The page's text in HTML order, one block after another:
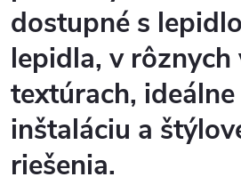
dostupné s
lepidla, v rôznych
textúrach,
inštaláciu a
riešenia.